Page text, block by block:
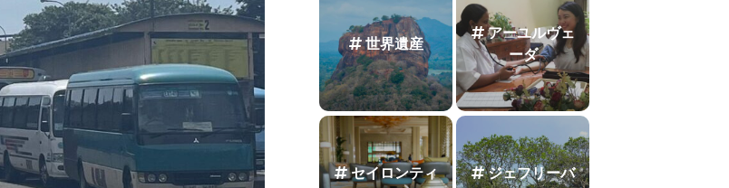
世界遺産
アーユルヴェ
ーダ
セイロンティ
ジェフリーバ